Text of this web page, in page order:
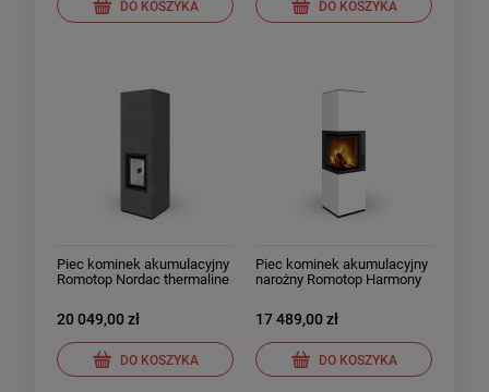
DO KOSZYKA DO KOSZYKA
Piec kominek akumulacyjny
Romotop Nordac thermaline
20 049,00 zł
DO KOSZYKA
Piec kominek akumulacyjny
narożny Romotop Harmony
17 489,00 zł
DO KOSZYKA